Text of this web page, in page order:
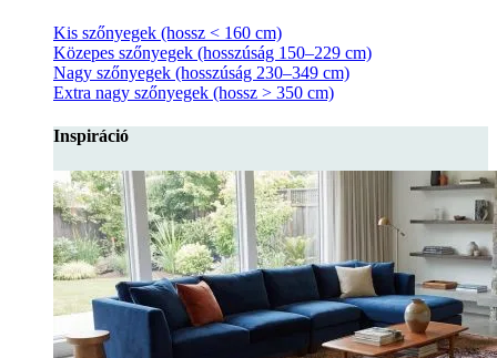
Kis szőnyegek (hossz < 160 cm)
Közepes szőnyegek (hosszúság 150–229 cm)
Nagy szőnyegek (hosszúság 230–349 cm)
Extra nagy szőnyegek (hossz > 350 cm)
Inspiráció